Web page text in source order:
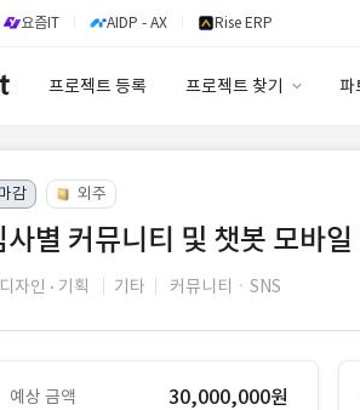
요즘IT AIDP - AX Rise ERP
프로젝트 등록 프로젝트 찾기 파
감 외주
별 커뮤니티 및 챗봇 모바
디자인 기획 기타 커뮤니티ㆍSNS
예상 금액 30,000,000원